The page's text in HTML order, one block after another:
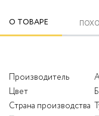
О ТОВАРЕ
Производитель
Цвет
Страна производства